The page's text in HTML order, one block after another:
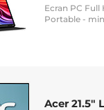
Ecran PC Full
Portable -
Acer 21.5"